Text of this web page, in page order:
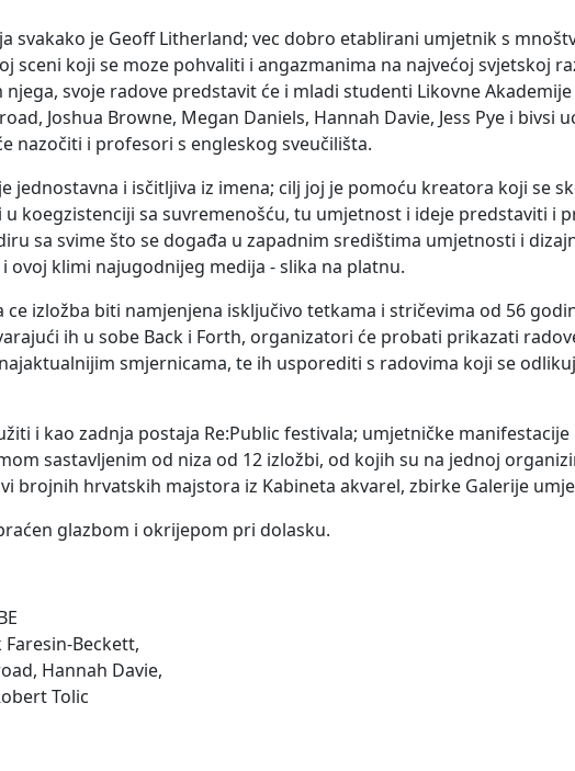
svakako je Geoff Litherland; vec dobro etablirani umjetnik s
sceni koji se moze pohvaliti i angazmanima na najvećoj svjetskoj
njega, svoje radove predstavit će i mladi studenti Likovne
Joshua Browne, Megan Daniels, Hannah Davie, Jess Pye i bivsi
nazočiti i profesori s engleskog sveučilišta.
jednostavna i isčitljiva iz imena; cilj joj je pomoću kreatora koji se
koegzistenciji sa suvremenošću, tu umjetnost i ideje predstaviti i
sa svime što se događa u zapadnim središtima umjetnosti i
ovoj klimi najugodnijeg medija - slika na platnu.
ce izložba biti namjenjena isključivo tetkama i stričevima od 56
ih u sobe Back i Forth, organizatori će probati prikazati
smjernicama, te ih usporediti s radovima koji se
i kao zadnja postaja Re:Public festivala; umjetničke
sastavljenim od niza od 12 izložbi, od kojih su na jednoj
brojnih hrvatskih majstora iz Kabineta akvarel, zbirke Galerije
glazbom i okrijepom pri dolasku.
Beckett,
Hannah Davie,
Tolic